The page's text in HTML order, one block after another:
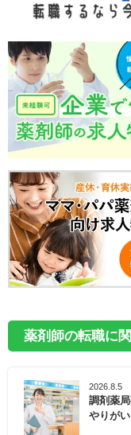
薬剤師の転職に
2026.8.5
調剤薬
やりが